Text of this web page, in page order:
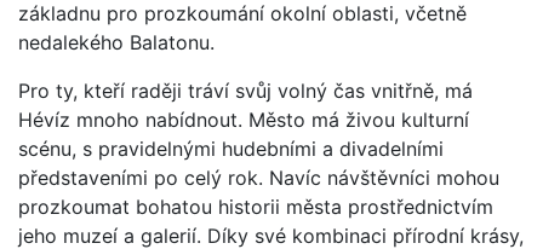
základnu pro prozkoumání okolní oblasti, včetně
nedalekého Balatonu.
Pro ty, kteří raději tráví svůj volný čas vnitřně, má
Hévíz mnoho nabídnout. Město má živou kulturní
scénu, s pravidelnými hudebními a divadelními
představeními po celý rok. Navíc návštěvníci mohou
prozkoumat bohatou historii města prostřednictvím
jeho muzeí a galerií. Díky své kombinaci přírodní krásy,